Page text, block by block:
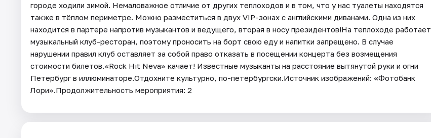
городе ходили зимой. Немаловажное отличие от других теплоходов и в том, что у нас туалеты находятся
также в тёплом периметре. Можно разместиться в двух VIP-зонах с английскими диванами. Одна из них
находится в партере напротив музыкантов и ведущего, вторая в носу президентов!На теплоходе работает
музыкальный клуб-ресторан, поэтому проносить на борт свою еду и напитки запрещено. В случае
нарушении правил клуб оставляет за собой право отказать в посещении концерта без возмещения
стоимости билетов.«Rock Hit Neva» качает! Известные музыканты на расстояние вытянутой руки и огни
Петербург в иллюминаторе.Отдохните культурно, по-петербургски.Источник изображений: «Фотобанк
Лори».Продолжительность мероприятия: 2